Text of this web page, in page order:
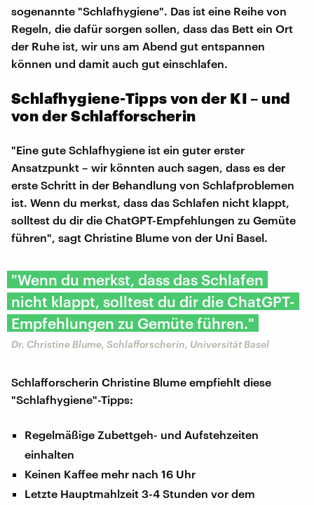
sogenannte "Schlafhygiene". Das ist eine Reihe von
Regeln, die dafür sorgen sollen, dass das Bett ein Ort
der Ruhe ist, wir uns am Abend gut entspannen
können und damit auch gut einschlafen.
Schlafhygiene-Tipps von der KI – und
von der Schlafforscherin
"Eine gute Schlafhygiene ist ein guter erster
Ansatzpunkt – wir könnten auch sagen, dass es der
erste Schritt in der Behandlung von Schlafproblemen
ist. Wenn du merkst, dass das Schlafen nicht klappt,
solltest du dir die ChatGPT-Empfehlungen zu Gemüte
führen", sagt Christine Blume von der Uni Basel.
"Wenn du merkst, dass das Schlafen
nicht klappt, solltest du dir die ChatGPT-
Empfehlungen zu Gemüte führen."
Dr. Christine Blume, Schlafforscherin, Universität Basel
Schlafforscherin Christine Blume empfiehlt diese
"Schlafhygiene"-Tipps:
Regelmäßige Zubettgeh- und Aufstehzeiten
einhalten
Keinen Kaffee mehr nach 16 Uhr
Letzte Hauptmahlzeit 3-4 Stunden vor dem